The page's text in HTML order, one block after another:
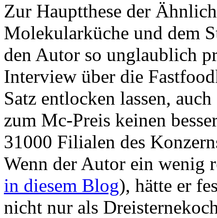
Zur Hauptthese der
Molekularküche und dem
den Autor so unglaublich
Interview über die
Satz entlocken lassen,
zum Mc-Preis keinen
31000 Filialen des
Wenn der Autor ein wenig
in diesem Blog), hätte er
nicht nur als